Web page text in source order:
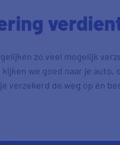
zo veel mogelijk
we goed naar je auto,
verzekerd de weg op én